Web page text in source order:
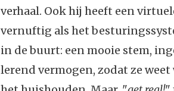
verhaal. Ook hij heeft een
vernuftig als het
in de buurt: een mooie stem,
lerend vermogen, zodat ze